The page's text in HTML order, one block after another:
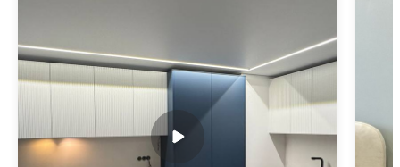
ТЦ Гагаринский
248000, ул. Гагарина, д.1
+7 (484) 221-02-35
МЦ Большая Медведица
140405, ул. Астахова, д.5, 1 этаж.